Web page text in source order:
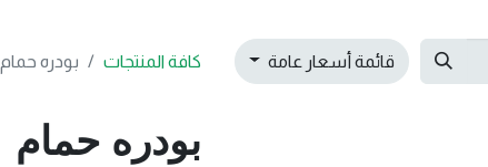
قائمة أسعار عامة كافة المنتجات بودره حمام
بودره حمام